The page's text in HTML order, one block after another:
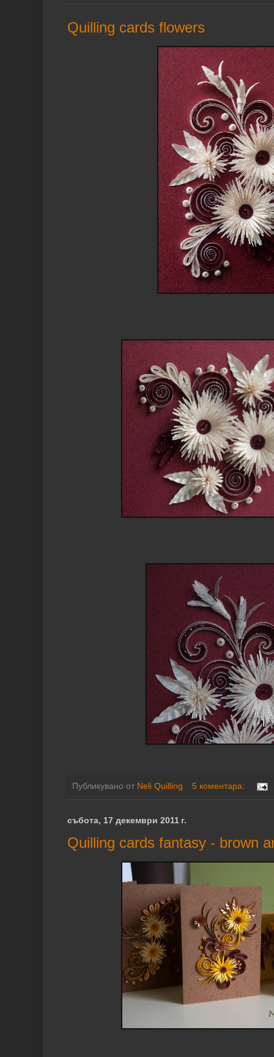
Quilling cards flowers
Публикувано от Neli Quilling 5 коментара:
събота, 17 декември 2011 г.
Quilling cards fantasy - brown